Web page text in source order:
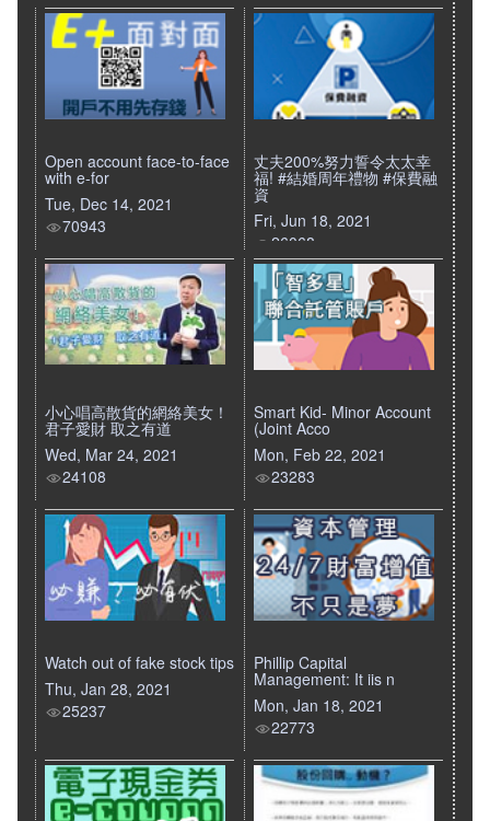
Open account face-to-face
with e-for
Tue, Dec 14, 2021
70943
丈夫200%努力誓令太太幸
福! #結婚周年禮物 #保費融
資
Fri, Jun 18, 2021
26068
小心唱高散貨的網絡美女！
君子愛財 取之有道
Wed, Mar 24, 2021
24108
Smart Kid- Minor Account
(Joint Acco
Mon, Feb 22, 2021
23283
Watch out of fake stock tips
Thu, Jan 28, 2021
25237
Phillip Capital
Management: It iis n
Mon, Jan 18, 2021
22773